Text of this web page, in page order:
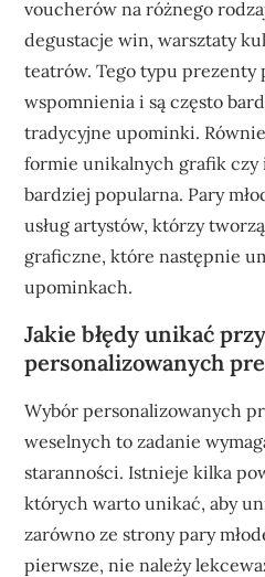
voucherów na różnego
degustacje win, warsztaty
teatrów. Tego typu prezenty
wspomnienia i są często
tradycyjne upominki.
formie unikalnych grafik czy
bardziej popularna. Pary
usług artystów, którzy
graficzne, które następnie
upominkach.
Jakie błędy unikać
personalizowanych
Wybór personalizowanych
weselnych to zadanie
staranności. Istnieje kilka
których warto unikać, aby
zarówno ze strony pary
pierwsze, nie należy